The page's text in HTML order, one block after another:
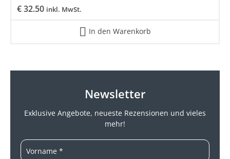
€32.50 inkl. MwSt.
In den Warenkorb
Newsletter
Exklusive Angebote, neueste Rezensionen und vieles
mehr!